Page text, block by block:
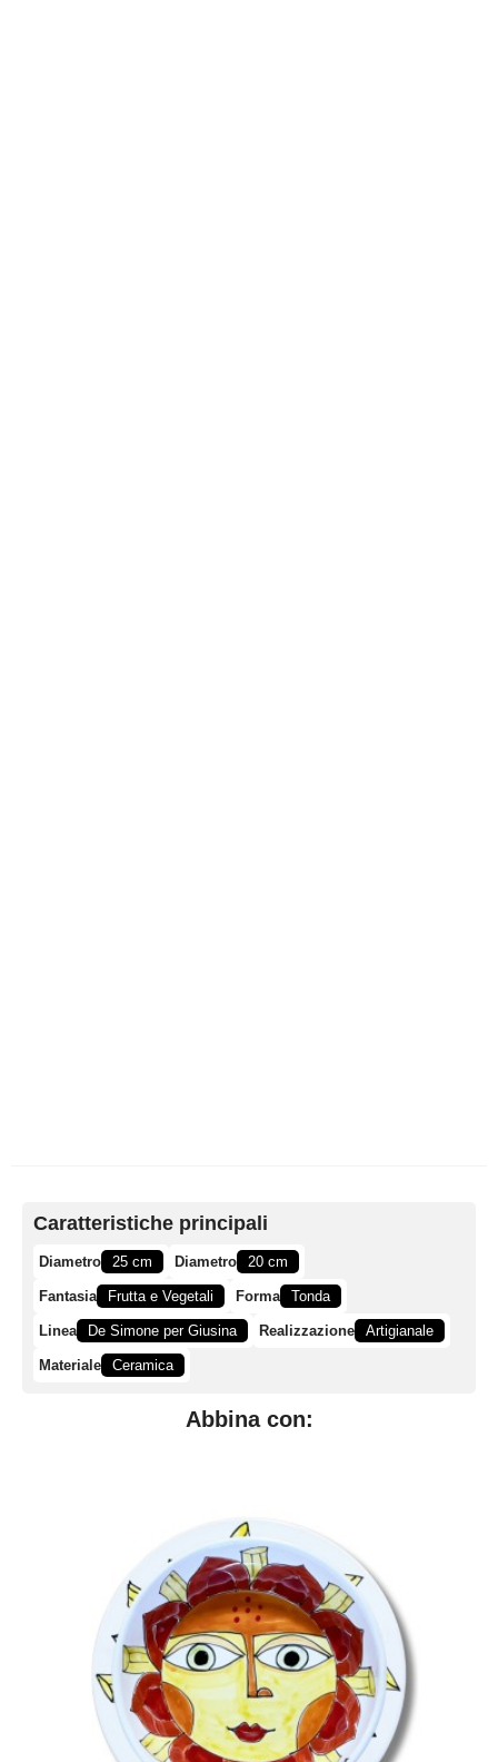
Caratteristiche principali
Diametro 25 cm Diametro 20 cm
Fantasia Frutta e Vegetali Forma Tonda
Linea De Simone per Giusina Realizzazione Artigianale
Materiale Ceramica
Abbina con: